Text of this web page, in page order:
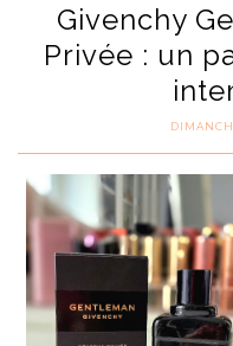
Givenchy
Privée : un